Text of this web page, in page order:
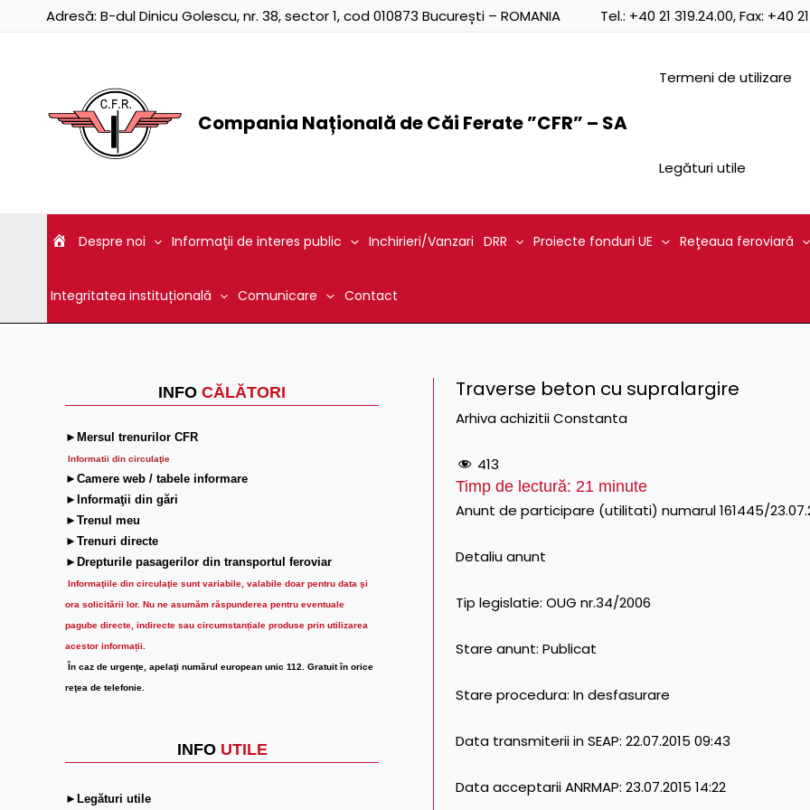
Adresă: B-dul Dinicu Golescu, nr. 38, sector 1, cod 010873 București – ROMANIA Tel.: +40 21 319.24.00, Fax: +40
Compania Națională de Căi Ferate ”CFR” – SA
Termeni de utilizare
Legături utile
Despre noi Informaţii de interes public Inchirieri/Vanzari DRR Proiecte fonduri UE Reţeaua feroviară
Integritatea instituțională Comunicare Contact
INFO CĂLĂTORI
►Mersul trenurilor CFR
Informatii din circulaţie
►Camere web / tabele informare
►Informaţii din gări
►Trenul meu
►Trenuri directe
►Drepturile pasagerilor din transportul feroviar
Informaţiile din circulaţie sunt variabile, valabile doar pentru data şi
ora solicitării lor. Nu ne asumăm răspunderea pentru eventuale
pagube directe, indirecte sau circumstanțiale produse prin utilizarea
acestor informații.
În caz de urgenţe, apelaţi numărul european unic 112. Gratuit în orice
reţea de telefonie.
INFO UTILE
►Legături utile
Traverse beton cu supralargire
Arhiva achizitii Constanta
413
Timp de lectură: 21 minute
Anunt de participare (utilitati) numarul 161445/
Detaliu anunt
Tip legislatie: OUG nr.34/2006
Stare anunt: Publicat
Stare procedura: In desfasurare
Data transmiterii in SEAP: 22.07.2015 09:43
Data acceptarii ANRMAP: 23.07.2015 14:22